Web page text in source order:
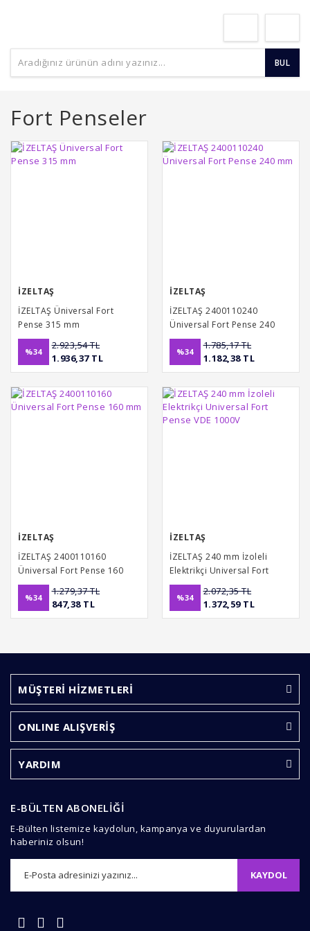
BUL
Fort Penseler
İZELTAŞ
İZELTAŞ Üniversal Fort
Pense 315 mm
%34
2.923,54 TL
1.936,37 TL
İZELTAŞ
İZELTAŞ 2400110240
Üniversal Fort Pense 240
mm
%34
1.785,17 TL
1.182,38 TL
İZELTAŞ
İZELTAŞ 2400110160
Üniversal Fort Pense 160
mm
%34
1.279,37 TL
847,38 TL
İZELTAŞ
İZELTAŞ 240 mm İzoleli
Elektrikçi Universal Fort
Pense VDE 1000V
%34
2.072,35 TL
1.372,59 TL
MÜŞTERİ HİZMETLERİ
ONLINE ALIŞVERİŞ
YARDIM
E-BÜLTEN ABONELİĞİ
E-Bülten listemize kaydolun, kampanya ve duyurulardan
haberiniz olsun!
KAYDOL